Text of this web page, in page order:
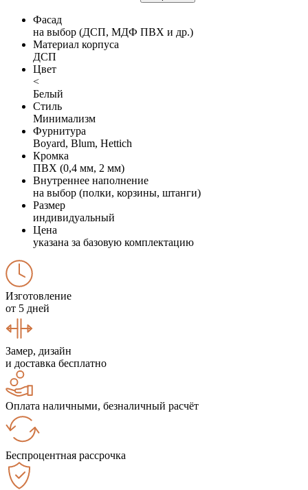
Фасад
на выбор (ДСП, МДФ ПВХ и др.)
Материал корпуса
ДСП
Цвет
<
Белый
Стиль
Минимализм
Фурнитура
Boyard, Blum, Hettich
Кромка
ПВХ (0,4 мм, 2 мм)
Внутреннее наполнение
на выбор (полки, корзины, штанги)
Размер
индивидуальный
Цена
указана за базовую комплектацию
Изготовление
от 5 дней
Замер, дизайн
и доставка бесплатно
Оплата наличными, безналичный расчёт
Беспроцентная рассрочка